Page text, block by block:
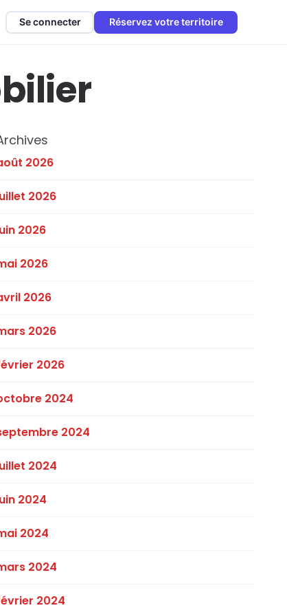
Se connecter Réservez votre territoire
2026
2026
2026
2026
2026
2026
2026
2024
2024
2024
2024
2024
2024
2024